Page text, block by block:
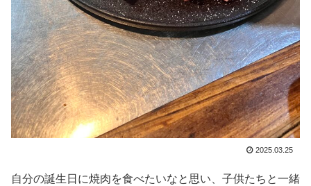
2025.03.25
自分の誕生日に焼肉を食べたいなと思い、子供たちと一緒